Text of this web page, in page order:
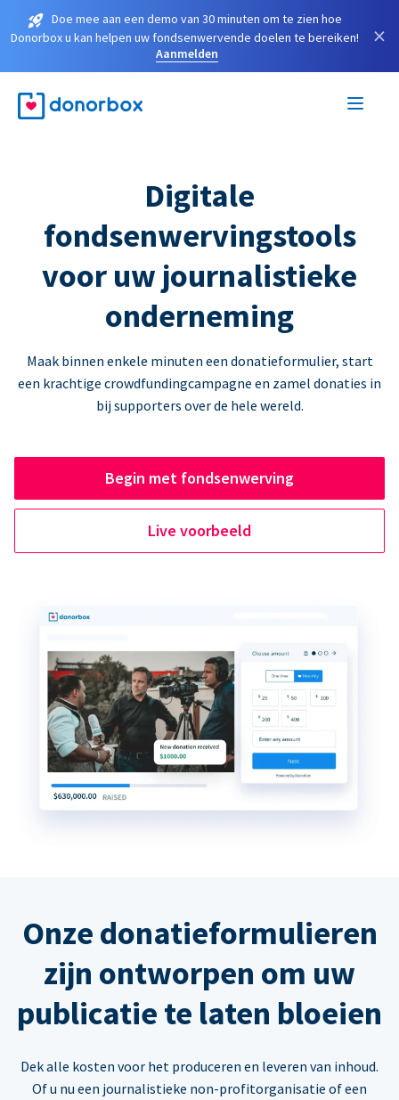
Doe mee aan een demo van 30 minuten om te zien hoe
Donorbox u kan helpen uw fondsenwervende doelen te bereiken!
Aanmelden
×
Digitale
fondsenwervingstools
voor uw journalistieke
onderneming
Maak binnen enkele minuten een donatieformulier, start
een krachtige crowdfundingcampagne en zamel donaties in
bij supporters over de hele wereld.
Begin met fondsenwerving
Live voorbeeld
Onze donatieformulieren
zijn ontworpen om uw
publicatie te laten bloeien
Dek alle kosten voor het produceren en leveren van inhoud.
Of u nu een journalistieke non-profitorganisatie of een